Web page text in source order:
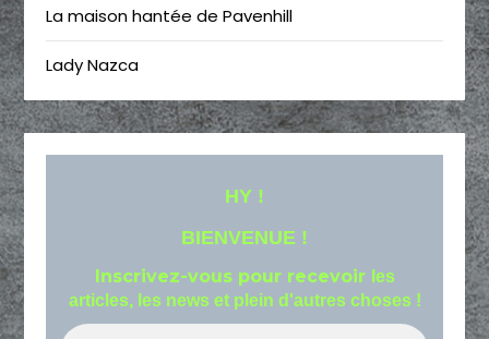
La maison hantée de Pavenhill
Lady Nazca
HY !
BIENVENUE !
Inscrivez-vous pour recevoir les
articles, les news et plein d'autres choses !